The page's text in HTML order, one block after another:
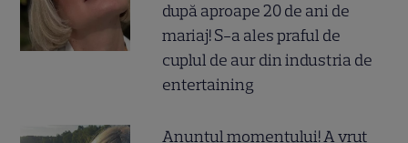
după aproape 20 de ani de
mariaj! S-a ales praful de
cuplul de aur din industria de
entertaining
Anunțul momentului! A vrut